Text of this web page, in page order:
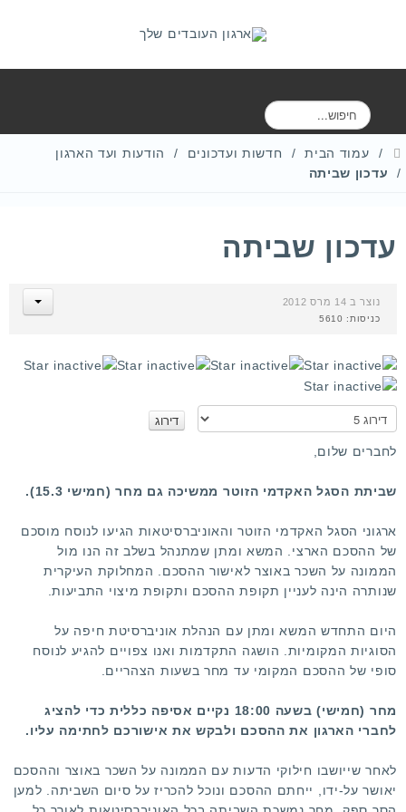
ח
י
ש
עמוד הבית חדשות ועדכונים
הודעות ועד הארגון
עדכון שביתה
עדכון שביתה
נוצר ב 14 מרס 2012
כניסות: 5610
נ
א
ר
לחברים שלום,
שביתת הסגל האקדמי הזוטר ממשיכה גם מחר (חמישי 15.3).
ארגוני הסגל האקדמי הזוטר והאוניברסיטאות הגיעו לנוסח מוסכם
של ההסכם הארצי. המשא ומתן שמתנהל בשלב זה הנו מול
הממונה על השכר באוצר לאישור ההסכם. המחלוקת העיקרית
שנותרה הינה לעניין תקופת ההסכם ותקופת מיצוי התביעות.
היום התחדש המשא ומתן עם הנהלת אוניברסיטת חיפה על
הסוגיות המקומיות. הושגה התקדמות ואנו צפויים להגיע לנוסח
סופי של ההסכם המקומי עד מחר בשעות הצהריים.
מחר (חמישי) בשעה 18:00 נקיים אסיפה כללית כדי להציג
לחברי הארגון את ההסכם ולבקש את אישורכם לחתימה עליו.
לאחר שייושבו חילוקי הדעות עם הממונה על השכר באוצר וההסכם
יאושר על-ידו, ייחתם ההסכם ונוכל להכריז על סיום השביתה. למען